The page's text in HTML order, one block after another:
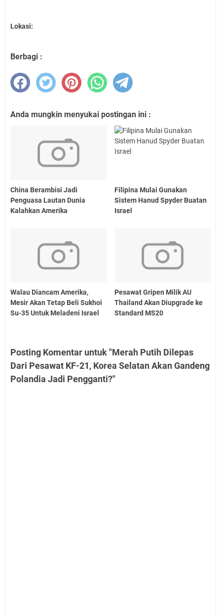
Lokasi:
Berbagi :
Anda mungkin menyukai postingan ini :
China Berambisi Jadi
Penguasa Lautan Dunia
Kalahkan Amerika
Filipina Mulai Gunakan
Sistem Hanud Spyder Buatan
Israel
Walau Diancam Amerika,
Mesir Akan Tetap Beli Sukhoi
Su-35 Untuk Meladeni Israel
Pesawat Gripen Milik AU
Thailand Akan Diupgrade ke
Standard MS20
Posting Komentar untuk "Merah Putih Dilepas
Dari Pesawat KF-21, Korea Selatan Akan Gandeng
Polandia Jadi Pengganti?"